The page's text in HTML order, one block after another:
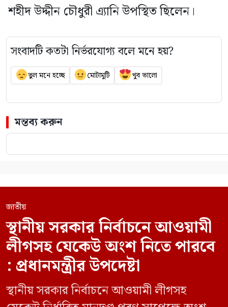
শহীদ উদ্দীন চৌধুরী এ্যানি উপস্থিত ছিলেন।
সংবাদটি কতটা নির্ভরযোগ্য বলে মনে হয়?
ভুল মনে হচ্ছে মোটামুটি খুব ভালো
মন্তব্য করুন
জাতীয়
স্থানীয় সরকার নির্বাচনে আওয়ামী
লীগসহ যেকেউ অংশ নিতে পারবে
: প্রধানমন্ত্রীর উপদেষ্টা
স্থানীয় সরকার নির্বাচনে আওয়ামী লীগসহ